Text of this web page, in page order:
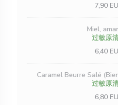
7,90
Miel,
过敏原
6,40
Caramel Beurre Salé
过敏原
6,80